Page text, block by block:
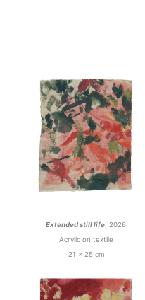
Extended still life , 2026
Acrylic on textile
21 x 25 cm